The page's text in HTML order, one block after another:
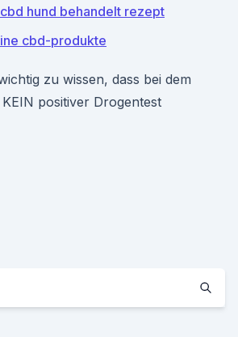
hund behandelt rezept
cbd-produkte
zu wissen, dass bei dem
positiver Drogentest